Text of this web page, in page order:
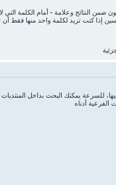
ضمن النتائج وعلامة - أمام الكلمة التي
إذا كنت تريد لكلمة واحد منها فقط
للسرعة يمكنك البحث بداخل المنتديات
الفرعية أدناه